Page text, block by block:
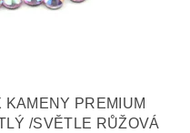
PREMIUM
/SVĚTLE RŮŽOVÁ